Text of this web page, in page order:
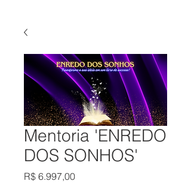
Mentoria 'ENREDO
DOS SONHOS'
R$ 6.997,00Preço